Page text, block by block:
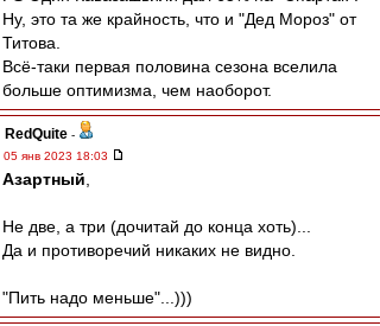
Ну, это та же крайность, что и "Дед Мороз" от
Титова.
Всё-таки первая половина сезона вселила
больше оптимизма, чем наоборот.
RedQuite -
05 янв 2023 18:03
Азартный
Не две, а три (дочитай до конца хоть)...
Да и противоречий никаких не видно.
"Пить надо меньше"...)))